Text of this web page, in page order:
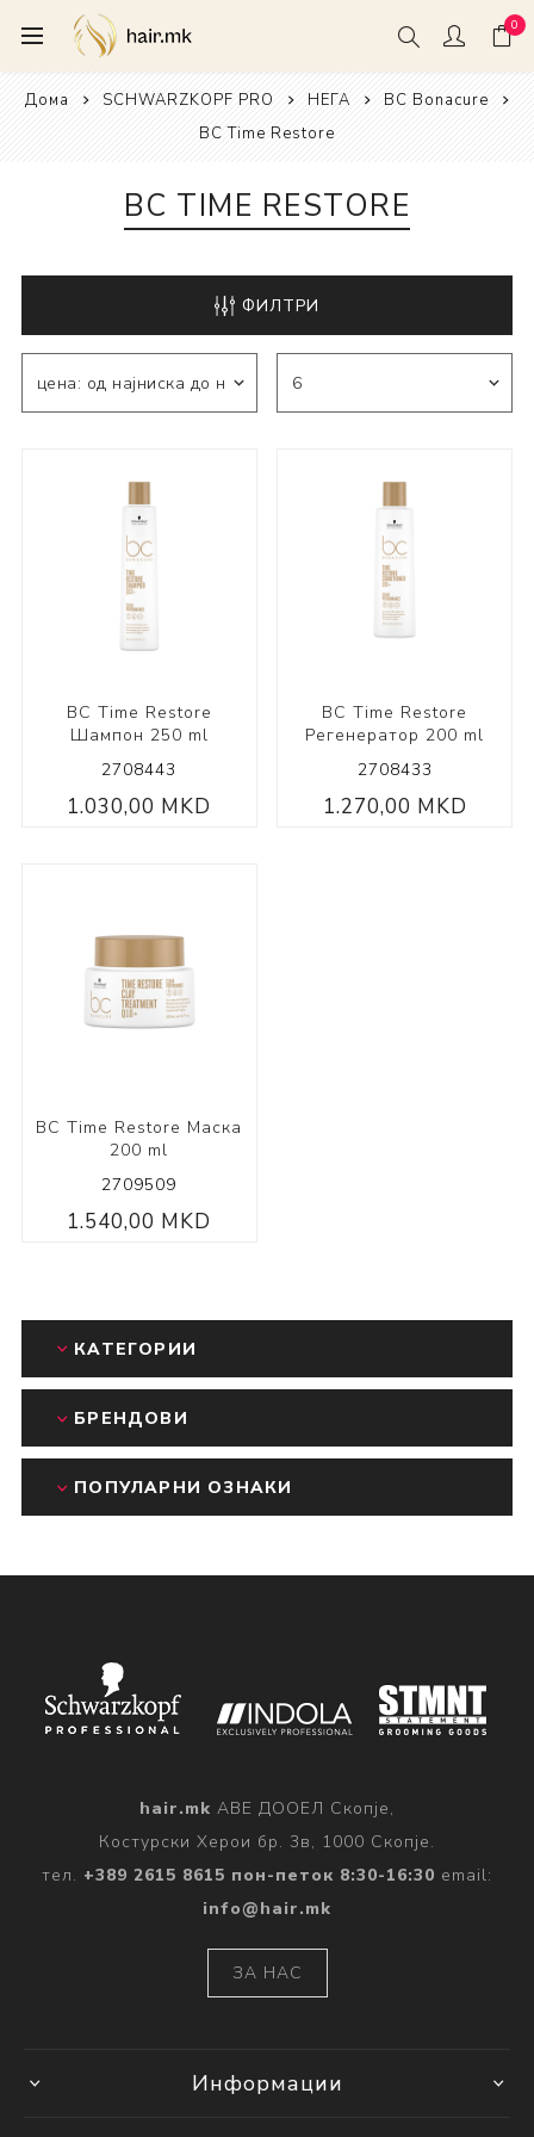
0
Дома SCHWARZKOPF PRO НЕГА
BC Bonacure
BC Time Restore
BC TIME RESTORE
ФИЛТРИ
BC Time Restore
Шампон 250 ml
2708443
1.030,00 MKD
BC Time Restore
Регенератор 200 ml
2708433
1.270,00 MKD
BC Time Restore Маска
200 ml
2709509
1.540,00 MKD
КАТЕГОРИИ
БРЕНДОВИ
ПОПУЛАРНИ ОЗНАКИ
hair.mk АВЕ ДООЕЛ Скопје,
Костурски Херои бр. 3в, 1000 Скопје.
тел. +389 2615 8615 пон-петок 8:30-16:30 email:
info@hair.mk
ЗА НАС
Информации